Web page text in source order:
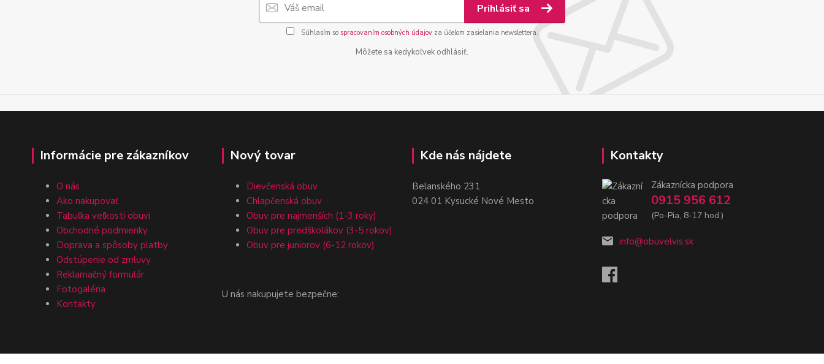
Prihlásiť sa
Súhlasím so spracovaním osobných údajovza účelom zasielania newslettera.
Môžete sa kedykoľvek odhlásiť.
Informácie pre zákazníkov
O nás
Ako nakupovať
Tabuľka veľkosti obuvi
Obchodné podmienky
Doprava a spôsoby platby
Odstúpenie od zmluvy
Reklamačný formulár
Fotogaléria
Kontakty
Nový tovar
Dievčenská obuv
Chlapčenská obuv
Obuv pre najmenších (1-3 roky)
Obuv pre predškolákov (3-5 rokov)
Obuv pre juniorov (6-12 rokov)
U nás nakupujete bezpečne:
Kde nás nájdete
Belanského 231
024 01 Kysucké Nové Mesto
Kontakty
Zákaznícka podpora
0915 956 612
(Po-Pia, 8-17 hod.)
info@obuvelvis.sk